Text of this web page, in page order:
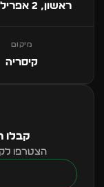
ראשון, 2 אפריל 2023
מיקום
קיסריה
קבלו
הצטרפו